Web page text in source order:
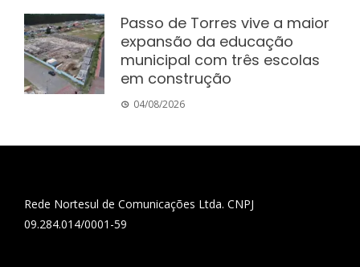
Passo de Torres vive a maior
expansão da educação
municipal com três escolas
em construção
04/08/2026
Rede Nortesul de Comunicações Ltda. CNPJ
09.284.014/0001-59